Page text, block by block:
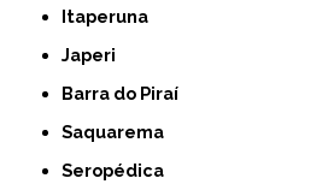
Itaperuna
Japeri
Barra do Piraí
Saquarema
Seropédica